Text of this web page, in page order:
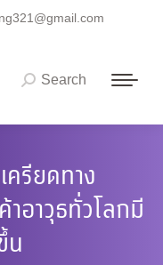
Search:
Search
ครียดทาง
อาวุธทั่วโลกมี
น